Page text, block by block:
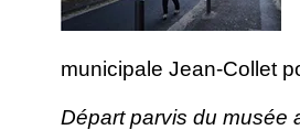
municipale Jean-Collet
Départ parvis du musée